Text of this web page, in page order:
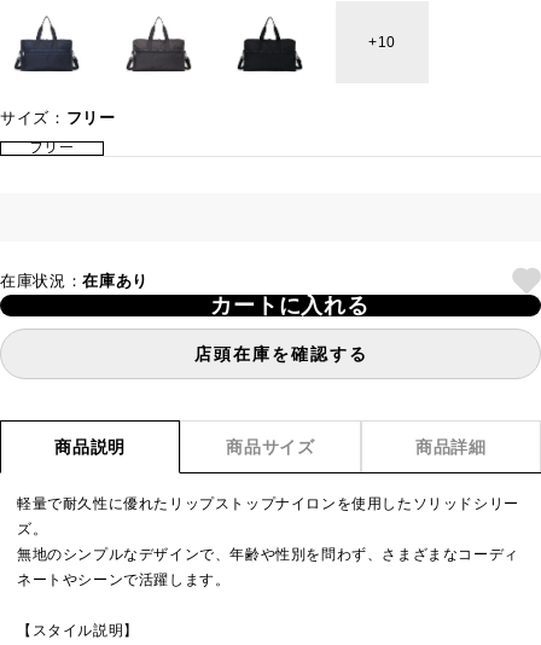
10
サイズ： フリー
フリー
在庫状況：在庫あり
カートに入れる
店頭在庫を確認する
商品説明 商品サイズ 商品詳細
軽量で耐久性に優れたリップストップナイロンを使用したソリッドシリー
ズ。
無地のシンプルなデザインで、年齢や性別を問わず、さまざまなコーディ
ネートやシーンで活躍します。
【スタイル説明】